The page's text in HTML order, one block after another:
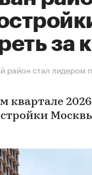
за
район стал лидером
квартале